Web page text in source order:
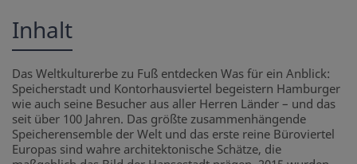
Inhalt
Das Weltkulturerbe zu Fuß entdecken Was für ein Anblick:
Speicherstadt und Kontorhausviertel begeistern Hamburger
wie auch seine Besucher aus aller Herren Länder – und das
seit über 100 Jahren. Das größte zusammenhängende
Speicherensemble der Welt und das erste reine Büroviertel
Europas sind wahre architektonische Schätze, die